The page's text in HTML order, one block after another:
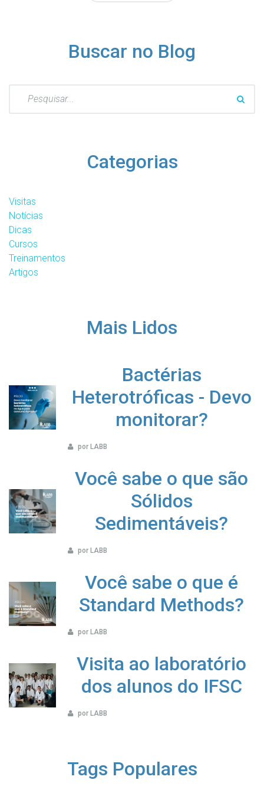
Buscar no Blog
Categorias
Visitas
Notícias
Dicas
Cursos
Treinamentos
Artigos
Mais Lidos
Bactérias
Heterotróficas - Devo
monitorar?
por LABB
Você sabe o que são
Sólidos
Sedimentáveis?
por LABB
Você sabe o que é
Standard Methods?
por LABB
Visita ao laboratório
dos alunos do IFSC
por LABB
Tags Populares